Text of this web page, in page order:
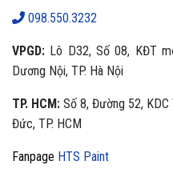
098.550.3232
VPGD: Lô D32, Số 08, KĐT
Dương Nội, TP. Hà Nội
TP. HCM: Số 8, Đường 52, KDC
Đức, TP. HCM
Fanpage HTS Paint